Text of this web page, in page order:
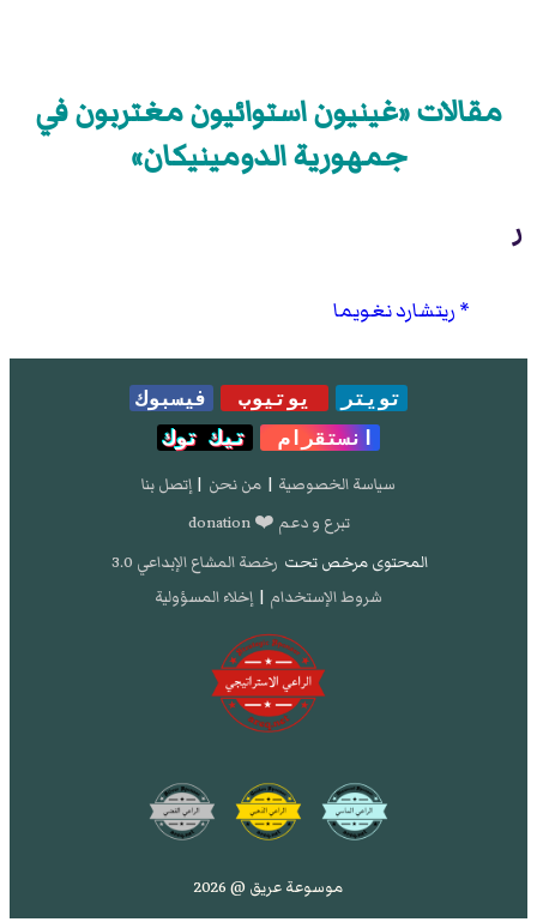
مقالات «غينيون استوائيون مغتربون في
جمهورية الدومينيكان»
ر
ريتشارد نغويما
تويتر يوتيوب
فيسبوك
انستقرام
تيك توك
سياسة الخصوصية | من نحن | إتصل بنا
تبرع و دعم ❤️ donation
المحتوى مرخص تحت رخصة المشاع الإبداعي 3.0
شروط الإستخدام | إخلاء المسؤولية
موسوعة عريق @ 2026